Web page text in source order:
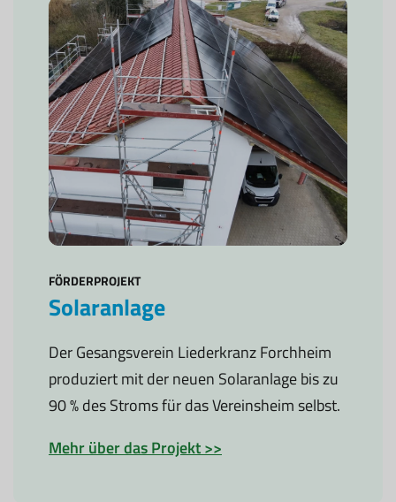
FÖRDERPROJEKT
Solaranlage
Der Gesangsverein Liederkranz Forchheim
produziert mit der neuen Solaranlage bis zu
90 % des Stroms für das Vereinsheim selbst.
Mehr über das Projekt >>